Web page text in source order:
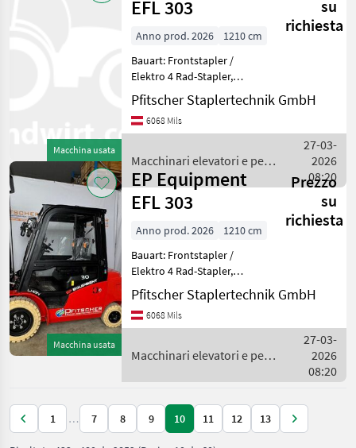
magazzino
/ Baoli
Macchina usata
EFL 303
su
richiesta
Anno prod. 2026
1210 cm
Bauart: Frontstapler /
Elektro 4 Rad-Stapler,
Tragkraft: 3000kg, Hubhöhe:
6000mm, Bauhöhe:
2850mm, Freihub: 2160mm,
Batterie: Lithium-Ionen Bj. 2
Pfitscher Staplertechnik GmbH
6068 Mils
Macchinari elevatori e per
magazzino / EP Equipment
27-03-
2026
08:20
Macchina usata
EP Equipment
EFL 303
Prezzo
su
richiesta
Anno prod. 2026
1210 cm
Bauart: Frontstapler /
Elektro 4 Rad-Stapler,
Tragkraft: 3000kg, Hubhöhe:
5500mm, Bauhöhe:
2600mm, Freihub: 1910mm,
Batterie: Lithium-Ionen Bj. 2
Pfitscher Staplertechnik GmbH
6068 Mils
Macchinari elevatori e per
27-03-
2026
08:20
1 … 7 8 9 10 11 12 13